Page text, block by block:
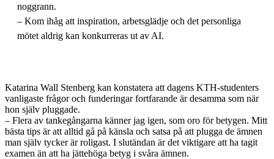
noggrann.
– Kom ihåg att inspiration, arbetsglädje och det personliga
mötet aldrig kan konkurreras ut av AI.
Katarina Wall Stenberg kan konstatera att dagens KTH-studenters
vanligaste frågor och funderingar fortfarande är desamma som när
hon själv pluggade.
– Flera av tankegångarna känner jag igen, som oro för betygen. Mitt
bästa tips är att alltid gå på känsla och satsa på att plugga de ämnen
man själv tycker är roligast. I slutändan är det viktigare att ha tagit
examen än att ha jättehöga betyg i svåra ämnen.